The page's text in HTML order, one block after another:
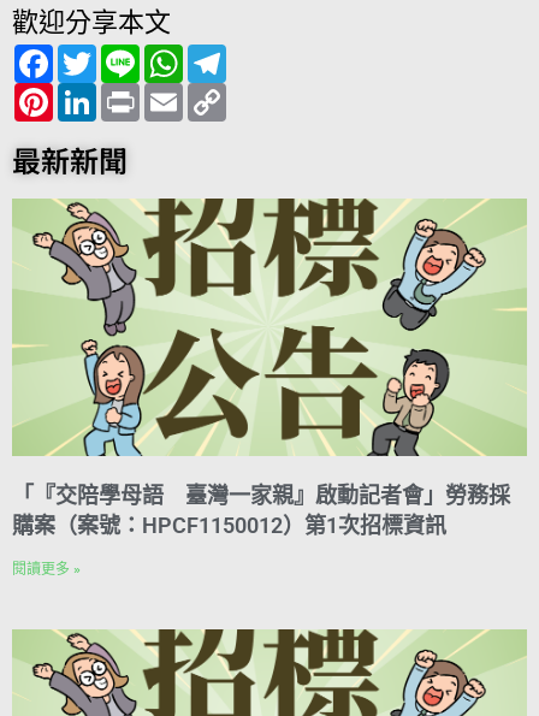
歡迎分享本文
F
a
c
e
b
o
o
T
w
i
t
t
e
r
L
i
n
e
W
h
a
t
s
P
i
n
t
e
e
s
t
L
i
n
k
e
I
n
P
r
i
E
m
a
n
k
最新新聞
「『交陪學母語 臺灣一家親』啟動記者會」勞務採
購案（案號：HPCF1150012）第1次招標資訊
閱讀更多 »